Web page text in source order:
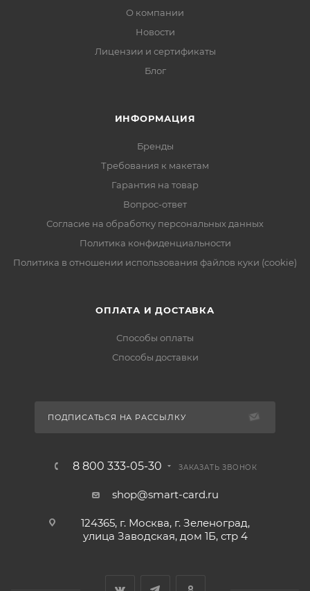
О компании
Новости
Лицензии и сертификаты
Блог
ИНФОРМАЦИЯ
Бренды
Требования к макетам
Гарантия на товар
Вопрос-ответ
Согласие на обработку персональных данных
Политика конфиденциальности
Политика в отношении использования файлов куки (cookie)
ОПЛАТА И ДОСТАВКА
Способы оплаты
Способы доставки
ПОДПИСАТЬСЯ НА РАССЫЛКУ
8 800 333-05-30 ЗАКАЗАТЬ ЗВОНОК
shop@smart-card.ru
124365, г. Москва, г. Зеленоград,
улица Заводская, дом 1Б, стр 4